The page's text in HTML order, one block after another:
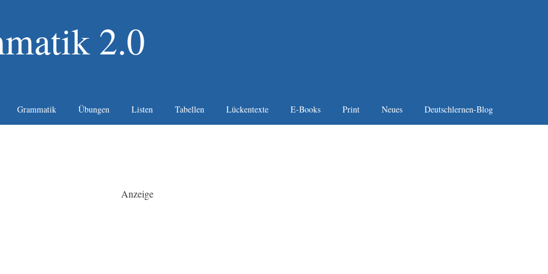
2.0
Grammatik Übungen Listen Tabellen Lückentexte E-Books Print Neues Deutschlernen-Blog
Anzeige